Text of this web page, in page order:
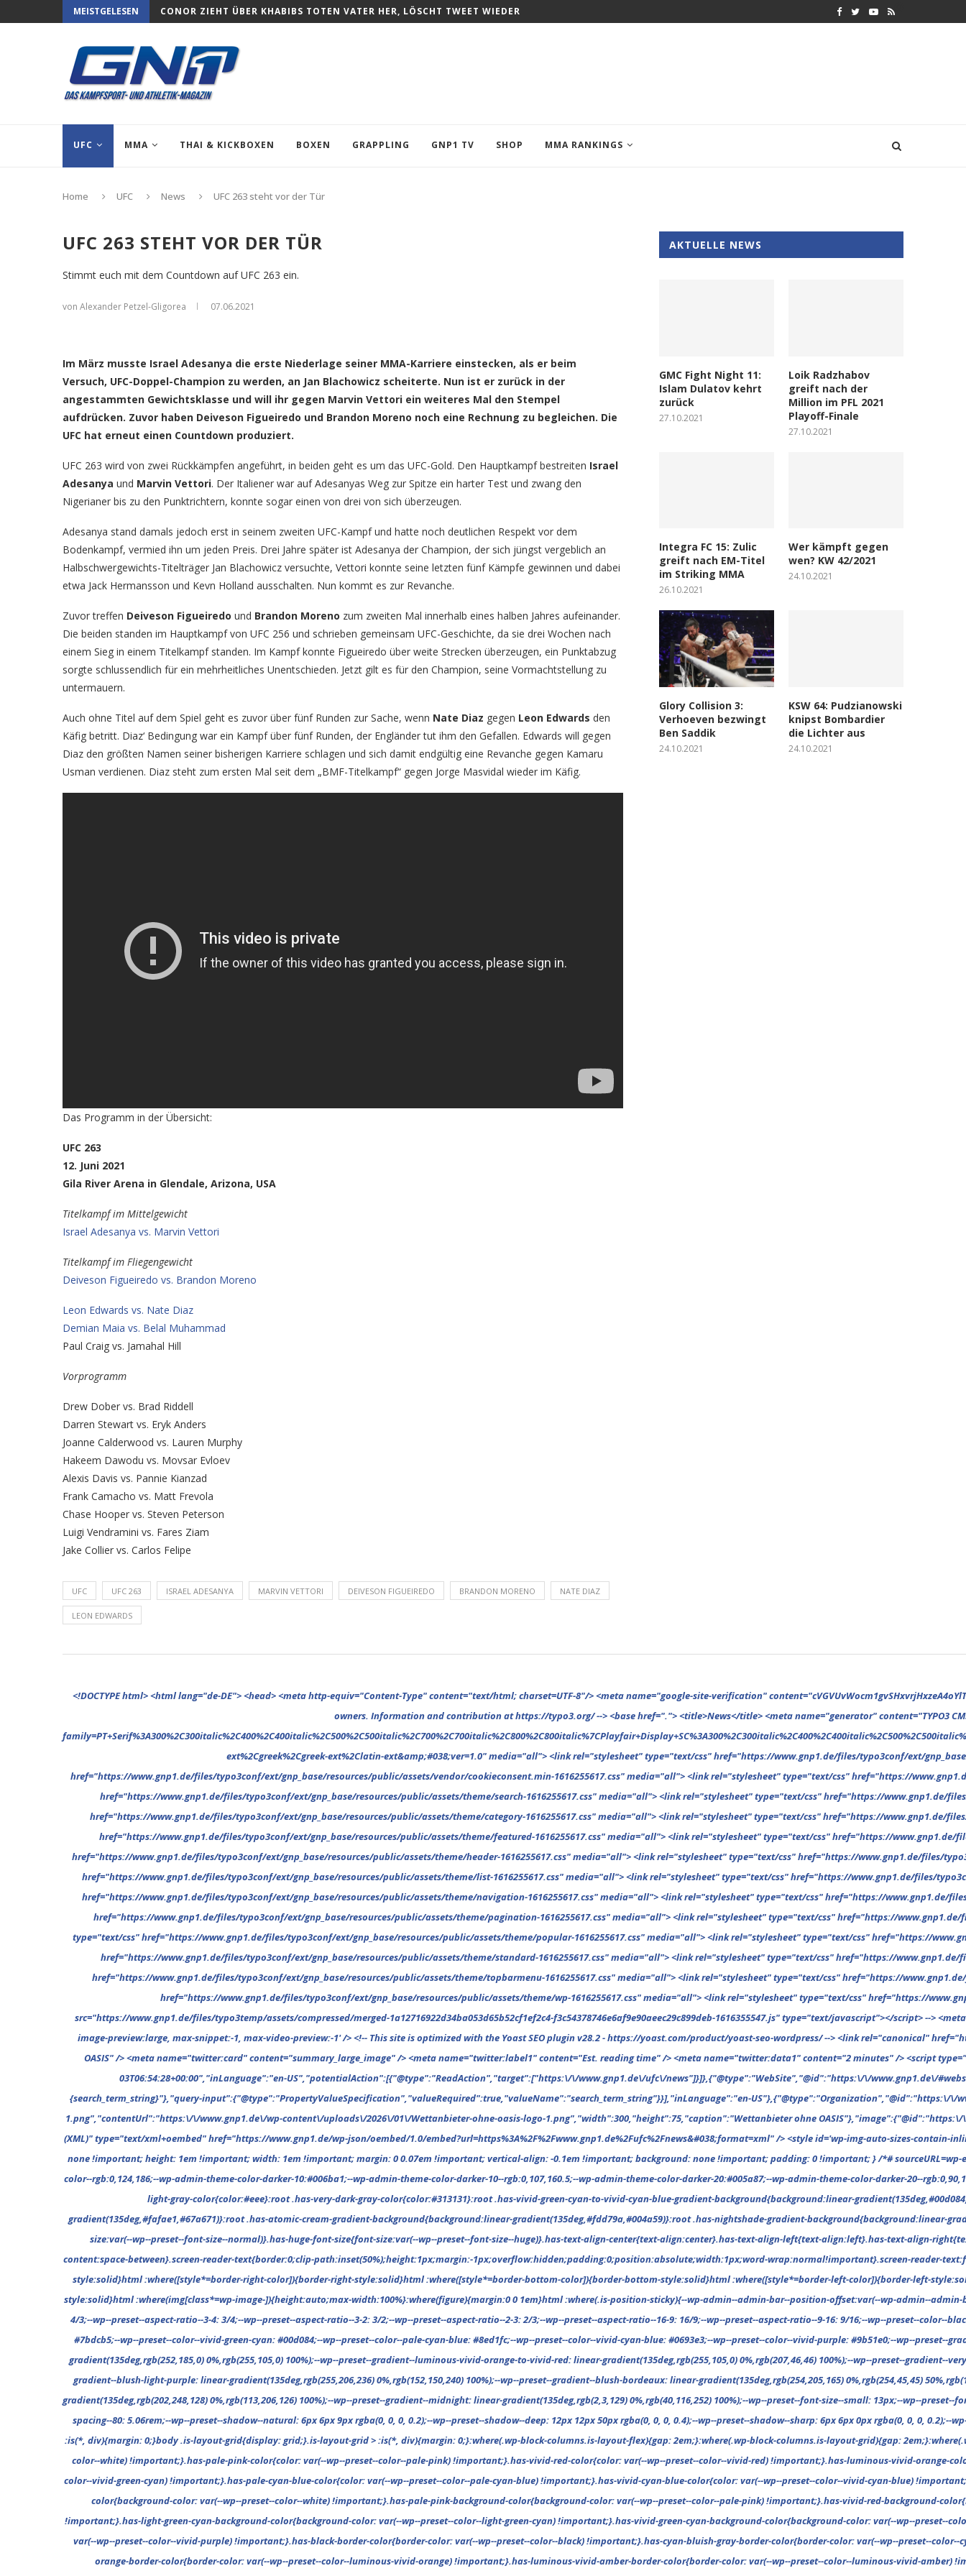
MEISTGELESEN
KSW 64: PUDZIANOWSKI KNIPST BOMBARDIER DIE LICHTER AUS
UFC MMA THAI & KICKBOXEN BOXEN GRAPPLING GNP1 TV SHOP MMA RANKINGS
Home UFC News UFC 263 steht vor der Tür
UFC 263 STEHT VOR DER TÜR
Stimmt euch mit dem Countdown auf UFC 263 ein.
von Alexander Petzel-Gligorea 07.06.2021
Im März musste Israel Adesanya die erste Niederlage seiner MMA-Karriere einstecken, als er beim
Versuch, UFC-Doppel-Champion zu werden, an Jan Blachowicz scheiterte. Nun ist er zurück in der
angestammten Gewichtsklasse und will ihr gegen Marvin Vettori ein weiteres Mal den Stempel
aufdrücken. Zuvor haben Deiveson Figueiredo und Brandon Moreno noch eine Rechnung zu begleichen. Die
UFC hat erneut einen Countdown produziert.
UFC 263 wird von zwei Rückkämpfen angeführt, in beiden geht es um das UFC-Gold. Den Hauptkampf bestreiten Israel
Adesanya und Marvin Vettori. Der Italiener war auf Adesanyas Weg zur Spitze ein harter Test und zwang den
Nigerianer bis zu den Punktrichtern, konnte sogar einen von drei von sich überzeugen.
Adesanya stand damals jedoch erst in seinem zweiten UFC-Kampf und hatte noch deutlichen Respekt vor dem
Bodenkampf, vermied ihn um jeden Preis. Drei Jahre später ist Adesanya der Champion, der sich jüngst vergeblich an
Halbschwergewichts-Titelträger Jan Blachowicz versuchte, Vettori konnte seine letzten fünf Kämpfe gewinnen und dabei
etwa Jack Hermansson und Kevn Holland ausschalten. Nun kommt es zur Revanche.
Zuvor treffen Deiveson Figueiredo und Brandon Moreno zum zweiten Mal innerhalb eines halben Jahres aufeinander.
Die beiden standen im Hauptkampf von UFC 256 und schrieben gemeinsam UFC-Geschichte, da sie drei Wochen nach
einem Sieg in einem Titelkampf standen. Im Kampf konnte Figueiredo über weite Strecken überzeugen, ein Punktabzug
sorgte schlussendlich für ein mehrheitliches Unentschieden. Jetzt gilt es für den Champion, seine Vormachtstellung zu
untermauern.
Auch ohne Titel auf dem Spiel geht es zuvor über fünf Runden zur Sache, wenn Nate Diaz gegen Leon Edwards den
Käfig betritt. Diaz‘ Bedingung war ein Kampf über fünf Runden, der Engländer tut ihm den Gefallen. Edwards will gegen
Diaz den größten Namen seiner bisherigen Karriere schlagen und sich damit endgültig eine Revanche gegen Kamaru
Usman verdienen. Diaz steht zum ersten Mal seit dem „BMF-Titelkampf“ gegen Jorge Masvidal wieder im Käfig.
Das Programm in der Übersicht:
UFC 263
12. Juni 2021
Gila River Arena in Glendale, Arizona, USA
Titelkampf im Mittelgewicht
Israel Adesanya vs. Marvin Vettori
Titelkampf im Fliegengewicht
Deiveson Figueiredo vs. Brandon Moreno
Leon Edwards vs. Nate Diaz
Demian Maia vs. Belal Muhammad
Paul Craig vs. Jamahal Hill
Vorprogramm
Drew Dober vs. Brad Riddell
Darren Stewart vs. Eryk Anders
Joanne Calderwood vs. Lauren Murphy
Hakeem Dawodu vs. Movsar Evloev
Alexis Davis vs. Pannie Kianzad
Frank Camacho vs. Matt Frevola
Chase Hooper vs. Steven Peterson
Luigi Vendramini vs. Fares Ziam
Jake Collier vs. Carlos Felipe
UFC UFC 263 ISRAEL ADESANYA MARVIN VETTORI DEIVESON FIGUEIREDO BRANDON MORENO NATE DIAZ
LEON EDWARDS
<!DOCTYPE html> <html lang="de-DE"> <head> <meta http-equiv="Content-Type" content="text/html; charset=UTF-8"/> <meta name="google-site-verification" content="cVGVUvWocm1gvSHxvrjHxzeA4oYlTAvZPb6G_EJBd1U" /> <!-- This website is powered by TYPO3 - inspiring people to share! TYPO3 is a free open source Content Management Framework initially created by Kasper Skaarhoj and licensed under GNU/GPL. TYPO3 is copyright 1998-2022 of Kasper Skaarhoj. Extensions are copyright of their respective owners. Information and contribution at https://typo3.org/ --> <base href="."> <title>News</title> <meta name="generator" content="TYPO3 CMS"/> <meta name="viewport" content="width=device-width,minimum-scale=1"/> <meta name="revisit-after" content="1 days"/> <meta name="allow-search" content="yes"/> <link rel="stylesheet" type="text/css" href="//fonts.googleapis.com/css?family=PT+Serif%3A300%2C300italic%2C400%2C400italic%2C500%2C500italic%2C700%2C700italic%2C800%2C800italic%7CPlayfair+Display+SC%3A300%2C300italic%2C400%2C400italic%2C500%2C500italic%2C700%2C700italic%2C800%2C800italic%7CMontserrat%3A300%2C300italic%2C400%2C400italic%2C500%2C500italic%2C700%2C700italic%2C800%2C800italic%7COpen+Sans%3A300%2C300italic%2C400%2C400italic%2C500%2C500italic%2C700%2C700italic%2C800%2C800italic%26subset%3Dcyrillic%2Ccyrillic-ext%2Cgreek%2Cgreek-ext%2Clatin-ext&amp;#038;ver=1.0" media="all"> <link rel="stylesheet" type="text/css" href="https://www.gnp1.de/files/typo3conf/ext/gnp_base/resources/public/assets/fonts/fonts-1616255617.css" media="all"> <link rel="stylesheet" type="text/css" href="https://www.gnp1.de/files/typo3conf/ext/gnp_base/resources/public/assets/vendor/vendor-1616255617.css" media="all"> <link rel="stylesheet" type="text/css" href="https://www.gnp1.de/files/typo3conf/ext/gnp_base/resources/public/assets/vendor/cookieconsent.min-1616255617.css" media="all"> <link rel="stylesheet" type="text/css" href="https://www.gnp1.de/files/typo3conf/ext/gnp_base/resources/public/assets/theme/_reset-1616255617.css" media="all"> <link rel="stylesheet" type="text/css" href="https://www.gnp1.de/files/typo3conf/ext/gnp_base/resources/public/assets/theme/mansonry-1616255617.css" media="all"> <link rel="stylesheet" type="text/css" href="https://www.gnp1.de/files/typo3conf/ext/gnp_base/resources/public/assets/theme/search-1616255617.css" media="all"> <link rel="stylesheet" type="text/css" href="https://www.gnp1.de/files/typo3conf/ext/gnp_base/resources/public/assets/theme/404-1616255617.css" media="all"> <link rel="stylesheet" type="text/css" href="https://www.gnp1.de/files/typo3conf/ext/gnp_base/resources/public/assets/theme/breadcrumb-1616255617.css" media="all"> <link rel="stylesheet" type="text/css" href="https://www.gnp1.de/files/typo3conf/ext/gnp_base/resources/public/assets/theme/category-1616255617.css" media="all"> <link rel="stylesheet" type="text/css" href="https://www.gnp1.de/files/typo3conf/ext/gnp_base/resources/public/assets/theme/column-1616255617.css" media="all"> <link rel="stylesheet" type="text/css" href="https://www.gnp1.de/files/typo3conf/ext/gnp_base/resources/public/assets/theme/comments-1616255617.css" media="all"> <link rel="stylesheet" type="text/css" href="https://www.gnp1.de/files/typo3conf/ext/gnp_base/resources/public/assets/theme/featured-1616255617.css" media="all"> <link rel="stylesheet" type="text/css" href="https://www.gnp1.de/files/typo3conf/ext/gnp_base/resources/public/assets/theme/footer-1616255617.css" media="all"> <link rel="stylesheet" type="text/css" href="https://www.gnp1.de/files/typo3conf/ext/gnp_base/resources/public/assets/theme/general-1616255617.css" media="all"> <link rel="stylesheet" type="text/css" href="https://www.gnp1.de/files/typo3conf/ext/gnp_base/resources/public/assets/theme/header-1616255617.css"
AKTUELLE NEWS
GMC Fight Night 11:
Islam Dulatov kehrt
zurück
27.10.2021
Loik Radzhabov
greift nach der
Million im PFL 2021
Playoff-Finale
27.10.2021
Integra FC 15: Zulic
greift nach EM-Titel
im Striking MMA
26.10.2021
Wer kämpft gegen
wen? KW 42/2021
24.10.2021
Glory Collision 3:
Verhoeven bezwingt
Ben Saddik
24.10.2021
KSW 64: Pudzianowski
knipst Bombardier
die Lichter aus
24.10.2021